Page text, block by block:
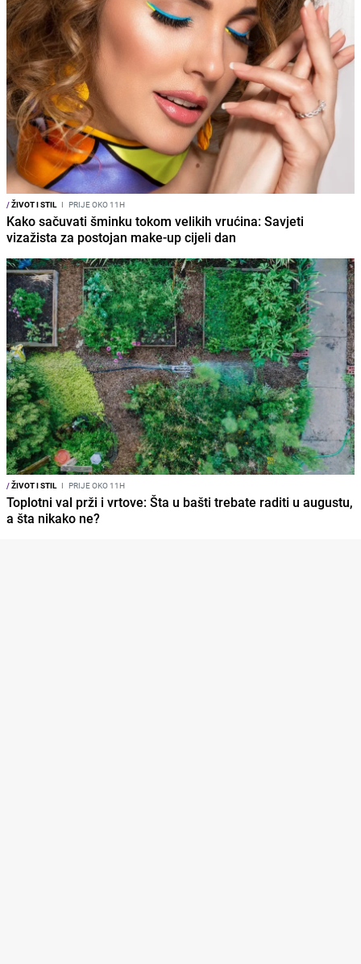
/ŽIVOT I STIL I PRIJE OKO 11H
Kako sačuvati šminku tokom velikih vrućina: Savjeti
vizažista za postojan make-up cijeli dan
/ŽIVOT I STIL I PRIJE OKO 11H
Toplotni val prži i vrtove: Šta u bašti trebate raditi u augustu,
a šta nikako ne?